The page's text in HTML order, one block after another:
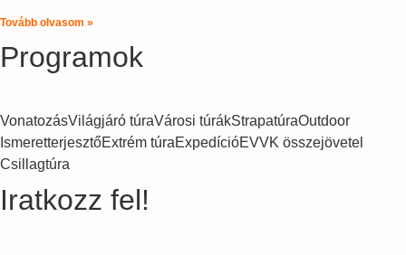
Tovább olvasom »
Programok
VonatozásVilágjáró túraVárosi túrákStrapatúraOutdoor
IsmeretterjesztőExtrém túraExpedícióEVVK összejövetel
Csillagtúra
Iratkozz fel!